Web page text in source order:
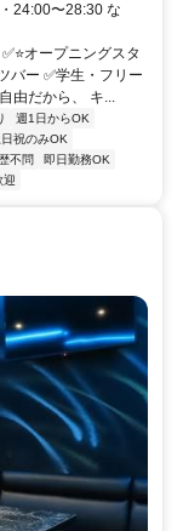
24:00〜28:30 な
オープニングスタ
バー ✅学生・フリー
由だから、 キ...
週1日からOK
日祝のみOK
不問
即日勤務OK
迎